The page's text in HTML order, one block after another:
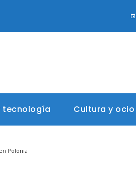
tecnología Cultura y ocio
Polonia